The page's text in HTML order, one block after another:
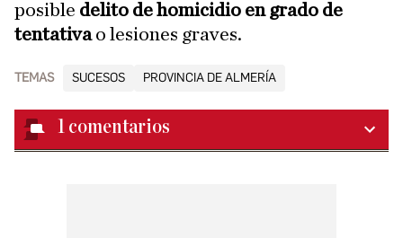
posible delito de homicidio en grado de
tentativao lesiones graves.
TEMAS SUCESOS PROVINCIA DE ALMERÍA
1 comentarios